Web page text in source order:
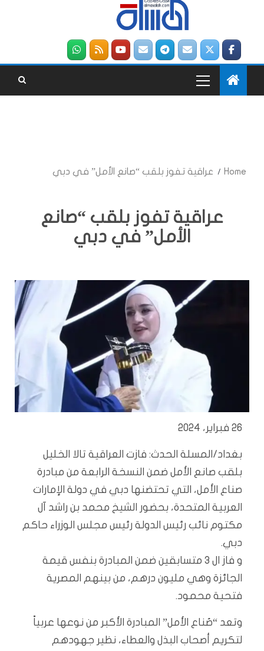
Home عراقية تفوز بلقب “صانع الأمل” في دبي
عراقية تفوز بلقب “صانع
الأمل” في دبي
26 فبراير، 2024
بغداد/المسلة الحدث: فازت العراقية تالا الخليل
بلقب صانع الأمل ضمن النسخة الرابعة من مبادرة
صناع الأمل، التي تحتضنها دبي في دولة الإمارات
العربية المتحدة، بحضور الشيخ محمد بن راشد آل
مكتوم نائب رئيس الدولة رئيس مجلس الوزراء حاكم
دبي.
و فاز ال ٣ متسابقين ضمن المبادرة بنفس قيمة
الجائزة وهي مليون درهم، من بينهم المصرية
فتحية محمود.
وتعد “صُناع الأمل” المبادرة الأكبر من نوعها عربياً
لتكريم أصحاب البذل والعطاء، نظير جهودهم